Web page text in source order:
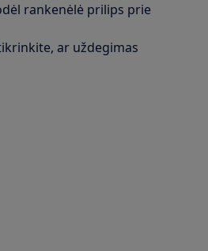
rankenėlė prilips prie
ar uždegimas